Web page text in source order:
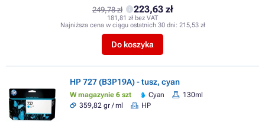
249,78 zł 223,63 zł
181,81 zł bez VAT
Najniższa cena w ciągu ostatnich 30 dni: 215,53 zł
Do koszyka
HP 727 (B3P19A) - tusz, cyan
W magazynie 6 szt Cyan
130ml
359,82 gr / ml
HP